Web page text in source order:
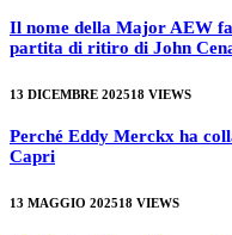
Il nome della Major AEW
partita di ritiro di John
13 DICEMBRE 202518 VIEWS
Perché Eddy Merckx ha
Capri
13 MAGGIO 202518 VIEWS